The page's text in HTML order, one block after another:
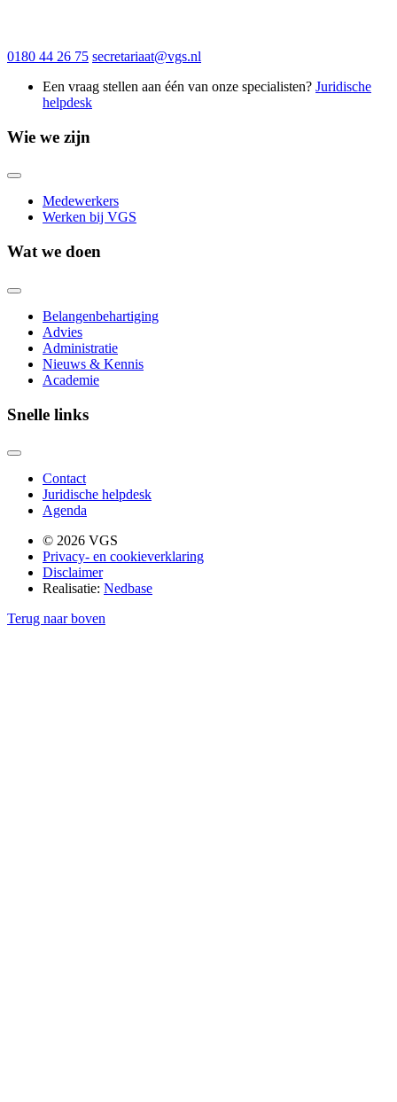
0180 44 26 75 secretariaat@vgs.nl
Een vraag stellen aan één van onze specialisten? Juridische
helpdesk
Wie we zijn
Medewerkers
Werken bij VGS
Wat we doen
Belangenbehartiging
Advies
Administratie
Nieuws & Kennis
Academie
Snelle links
Contact
Juridische helpdesk
Agenda
© 2026 VGS
Privacy- en cookieverklaring
Disclaimer
Realisatie: Nedbase
Terug naar boven